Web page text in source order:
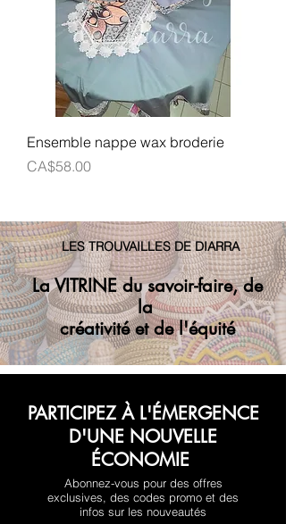
Ensemble nappe wax broderie
Prix
CA$58.00
LES TROUVAILLES DE DIARRA
La VITRINE du savoir-faire, de
la
créativité et de l'équité
PARTICIPEZ À L'ÉMERGENCE
D'UNE NOUVELLE
ÉCONOMIE
Abonnez-vous pour des offres
exclusives, des codes promo et des
infos sur les nouveautés